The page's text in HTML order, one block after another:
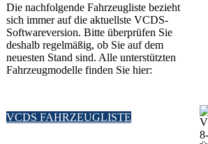
Die nachfolgende Fahrzeugliste bezieht
sich immer auf die aktuellste VCDS-
Softwareversion. Bitte überprüfen Sie
deshalb regelmäßig, ob Sie auf dem
neuesten Stand sind. Alle unterstützten
Fahrzeugmodelle finden Sie hier:
VCDS FAHRZEUGLISTE